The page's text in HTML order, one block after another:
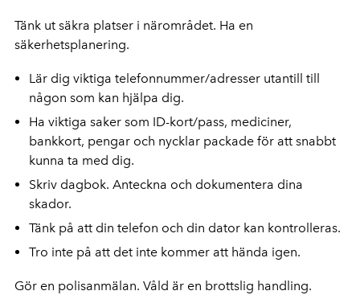
Tänk ut säkra platser i närområdet. Ha en
säkerhetsplanering.
Lär dig viktiga telefonnummer/adresser utantill till
någon som kan hjälpa dig.
Ha viktiga saker som ID-kort/pass, mediciner,
bankkort, pengar och nycklar packade för att snabbt
kunna ta med dig.
Skriv dagbok. Anteckna och dokumentera dina
skador.
Tänk på att din telefon och din dator kan kontrolleras.
Tro inte på att det inte kommer att hända igen.
Gör en polisanmälan. Våld är en brottslig handling.